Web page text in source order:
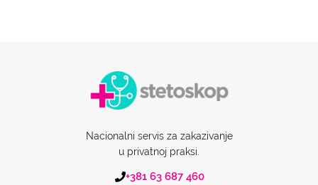
Nacionalni servis za zakazivanje
u privatnoj praksi.
+381 63 687 460